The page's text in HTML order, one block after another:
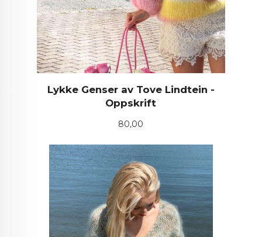
Lykke Genser av Tove Lindtein -
Oppskrift
Pris
80,00